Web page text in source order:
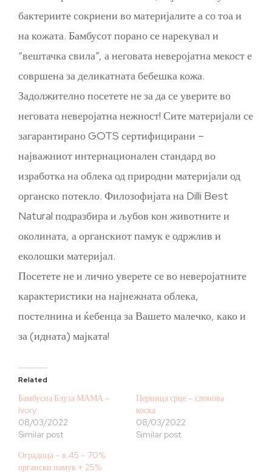
бактериите сокриени во материјалите а со тоа и
на кожата. Бамбусот порано се нарекувал и
“вештачка свила”, а неговата неверојатна мекост е
совршена за деликатната бебешка кожа.
Задолжително посетете не за да се уверите во
неговата неверојатна нежност! Сите материјали се
загарантирано GOTS сертифицирани –
најважниот интернационален стандард во
изработка на облека од природни материјали од
органско потекло. Филозофијата на Dilli Best
Natural подразбира и љубов кон животните и
околината, а органскиот памук е одржлив и
еколошки материјал.
Посетете не и лично уверете се во неверојатните
карактеристики на најнежната облека,
постелнина и ќебенца за Вашето малечко, како и
за (идната) мајката!
Related
Бамбусна Блуза МАМА –
Ivory
08/03/2022
Similar post
Перница срце – слонова
коска
08/03/2022
Similar post
Оградица – в.45 – 70%
органски памук + 25%